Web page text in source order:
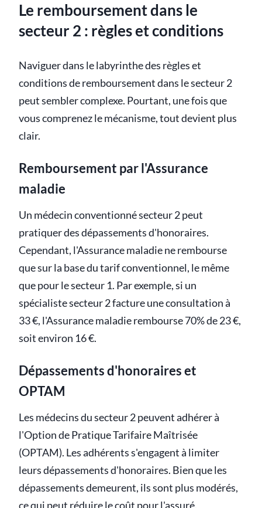
Le remboursement dans le
secteur 2 : règles et conditions
Naviguer dans le labyrinthe des règles et
conditions de remboursement dans le secteur 2
peut sembler complexe. Pourtant, une fois que
vous comprenez le mécanisme, tout devient plus
clair.
Remboursement par l'Assurance
maladie
Un médecin conventionné secteur 2 peut
pratiquer des dépassements d'honoraires.
Cependant, l'Assurance maladie ne rembourse
que sur la base du tarif conventionnel, le même
que pour le secteur 1. Par exemple, si un
spécialiste secteur 2 facture une consultation à
33 €, l'Assurance maladie rembourse 70% de 23 €,
soit environ 16 €.
Dépassements d'honoraires et
OPTAM
Les médecins du secteur 2 peuvent adhérer à
l'Option de Pratique Tarifaire Maîtrisée
(OPTAM). Les adhérents s'engagent à limiter
leurs dépassements d'honoraires. Bien que les
dépassements demeurent, ils sont plus modérés,
ce qui peut réduire le coût pour l'assuré.